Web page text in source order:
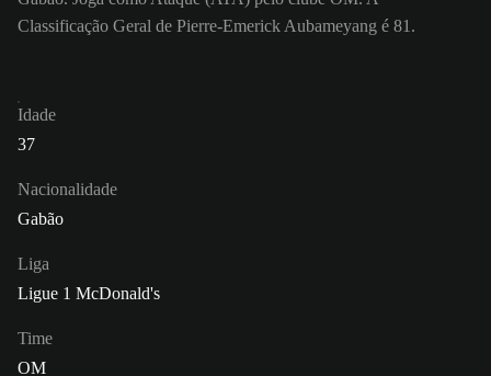
Classificação Geral de Pierre-Emerick Aubameyang é 81.
Idade
37
Nacionalidade
Gabão
Liga
Ligue 1 McDonald's
Time
OM